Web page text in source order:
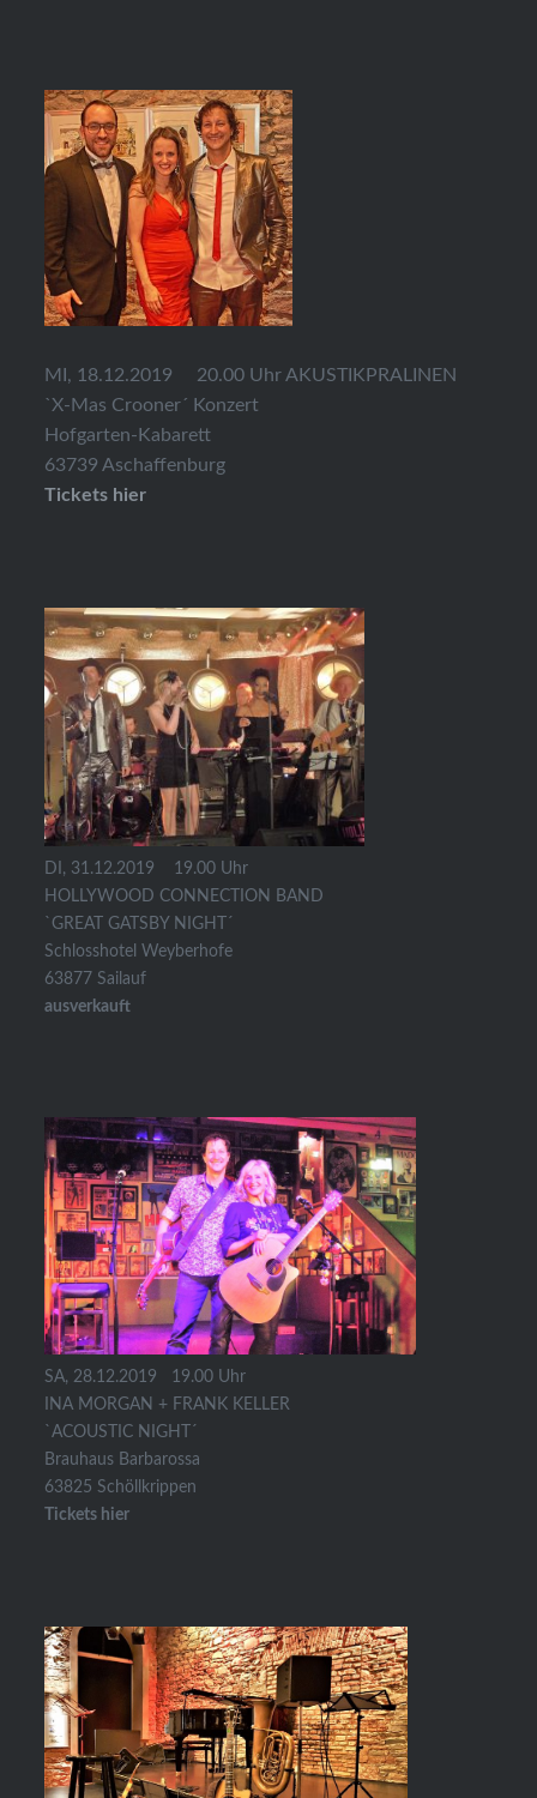
MI, 18.12.2019 20.00 Uhr AKUSTIKPRALINEN
`X-Mas Crooner´ Konzert
Hofgarten-Kabarett
63739 Aschaffenburg
Tickets hier
DI, 31.12.2019 19.00 Uhr
HOLLYWOOD CONNECTION BAND
`GREAT GATSBY NIGHT´
Schlosshotel Weyberhofe
63877 Sailauf
ausverkauft
SA, 28.12.2019 19.00 Uhr
INA MORGAN + FRANK KELLER
`ACOUSTIC NIGHT´
Brauhaus Barbarossa
63825 Schöllkrippen
Tickets hier